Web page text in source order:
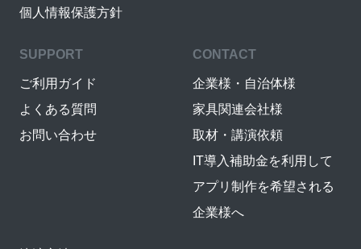
個人情報保護方針
SUPPORT
ご利用ガイド
よくある質問
お問い合わせ
CONTACT
企業様・自治体様
家具関連会社様
取材・講演依頼
IT導入補助金を利用して
アプリ制作を希望される
企業様へ